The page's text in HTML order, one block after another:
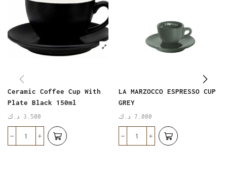
Ceramic Coffee Cup With
Plate Black 150ml
3.500 د.ك
LA MARZOCCO ESPRESSO CUP
GREY
7.000 د.ك